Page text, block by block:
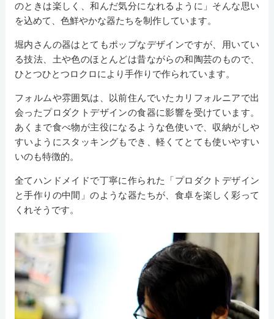
のときは楽しく、和んだ気分になれるように」そんな思い
を込めて、色鮮やかな器たちを制作しています。
堀内さんの器はとてもポップなデザインですが、用いてい
る技法、土や色のほとんどは昔ながらの和陶芸のもので、
ひとつひとつロクロにより手作りで作られています。
フォルムや雰囲気は、以前住んでいたカリフォルニアで出
会ったプロダクトデザインの食器に影響を受けています。
あくまで食べ物が主役になるような色使いで、収納がしや
すいようにスタッキングもでき、軽くてとても使いやすい
いのも特徴的。
全てハンドメイドで丁寧に作られた「プロダクトデザイン
と手作りの中間」のような器たちが、食卓を楽しく彩って
くれそうです。